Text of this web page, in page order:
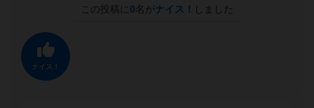
この投稿に 0名がナイス！ しました
ナイス！